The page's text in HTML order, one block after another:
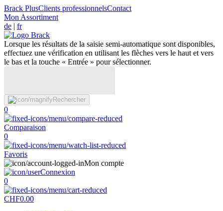
Brack PlusClients professionnelsContact
Mon Assortiment
de | fr
Lorsque les résultats de la saisie semi-automatique sont disponibles,
effectuez une vérification en utilisant les flèches vers le haut et vers
le bas et la touche « Entrée » pour sélectionner.
Rechercher
0
Comparaison
0
Favoris
Mon compte
Connexion
0
CHF0.00